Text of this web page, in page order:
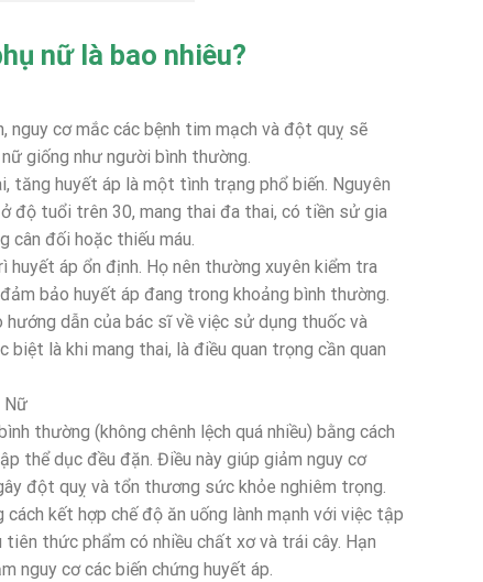
nữ là bao nhiêu?
nguy cơ mắc các bệnh tim mạch và đột quỵ sẽ
giống như người bình thường.
tăng huyết áp là một tình trạng phổ biến. Nguyên
độ tuổi trên 30, mang thai đa thai, có tiền sử gia
cân đối hoặc thiếu máu.
áp ổn định. Họ nên thường xuyên kiểm tra
bảo huyết áp đang trong khoảng bình thường.
dẫn của bác sĩ về việc sử dụng thuốc và
là khi mang thai, là điều quan trọng cần quan
Nữ
thường (không chênh lệch quá nhiều) bằng cách
thể dục đều đặn. Điều này giúp giảm nguy cơ
đột quỵ và tổn thương sức khỏe nghiêm trọng.
kết hợp chế độ ăn uống lành mạnh với việc tập
thức phẩm có nhiều chất xơ và trái cây. Hạn
nguy cơ các biến chứng huyết áp.